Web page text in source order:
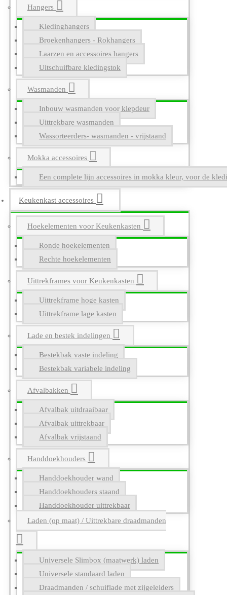
Hangers
Kledinghangers
Broekenhangers - Rokhangers
Laarzen en accessoires hangers
Uitschuifbare kledingstok
Wasmanden
Inbouw wasmanden voor klepdeur
Uittrekbare wasmanden
Wassorteerders- wasmanden - vrijstaand
Mokka accessoires
Een complete lijn accessoires in mokka kleur, voor de
Keukenkast accessoires
Hoekelementen voor Keukenkasten
Ronde hoekelementen
Rechte hoekelementen
Uittrekframes voor Keukenkasten
Uittrekframe hoge kasten
Uittrekframe lage kasten
Lade en bestek indelingen
Bestekbak vaste indeling
Bestekbak variabele indeling
Afvalbakken
Afvalbak uitdraaibaar
Afvalbak uittrekbaar
Afvalbak vrijstaand
Handdoekhouders
Handdoekhouder wand
Handdoekhouders staand
Handdoekhouder uittrekbaar
Laden (op maat) / Uittrekbare draadmanden
Universele Slimbox (maatwerk) laden
Universele standaard laden
Draadmanden / schuiflade met zijgeleiders